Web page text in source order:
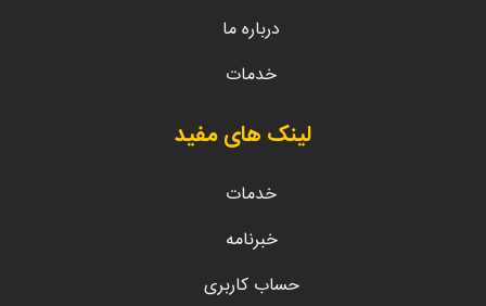
درباره ما
خدمات
لینک های مفید
خدمات
خبرنامه
حساب کاربری